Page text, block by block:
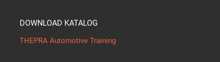
DOWNLOAD KATALOG
THEPRA Automotive Training